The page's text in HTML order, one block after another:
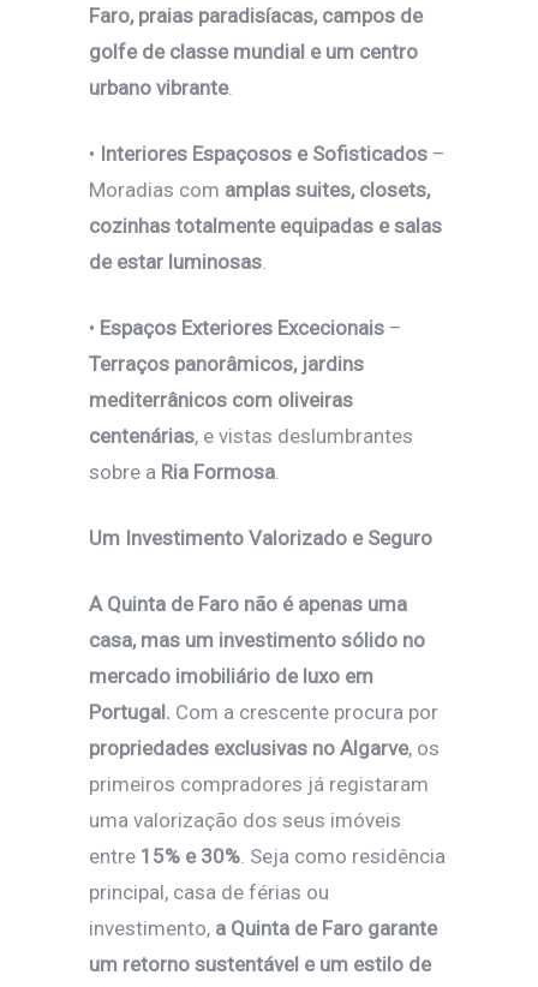
Faro, praias paradisíacas, campos de
golfe de classe mundial e um centro
urbano vibrante.
• Interiores Espaçosos e Sofisticados –
Moradias com amplas suites, closets,
cozinhas totalmente equipadas e salas
de estar luminosas.
• Espaços Exteriores Excecionais –
Terraços panorâmicos, jardins
mediterrânicos com oliveiras
centenárias, e vistas deslumbrantes
sobre a Ria Formosa.
Um Investimento Valorizado e Seguro
A Quinta de Faro não é apenas uma
casa, mas um investimento sólido no
mercado imobiliário de luxo em
Portugal. Com a crescente procura por
propriedades exclusivas no Algarve, os
primeiros compradores já registaram
uma valorização dos seus imóveis
entre 15% e 30%. Seja como residência
principal, casa de férias ou
investimento, a Quinta de Faro garante
um retorno sustentável e um estilo de